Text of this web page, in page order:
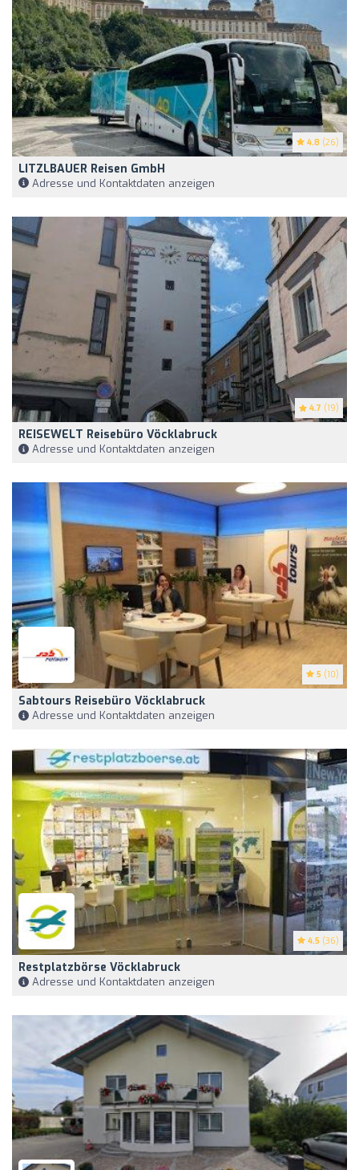
4.8 (26)
LITZLBAUER Reisen GmbH
Adresse und Kontaktdaten anzeigen
4.7 (19)
REISEWELT Reisebüro Vöcklabruck
Adresse und Kontaktdaten anzeigen
5 (10)
Sabtours Reisebüro Vöcklabruck
Adresse und Kontaktdaten anzeigen
4.5 (36)
Restplatzbörse Vöcklabruck
Adresse und Kontaktdaten anzeigen